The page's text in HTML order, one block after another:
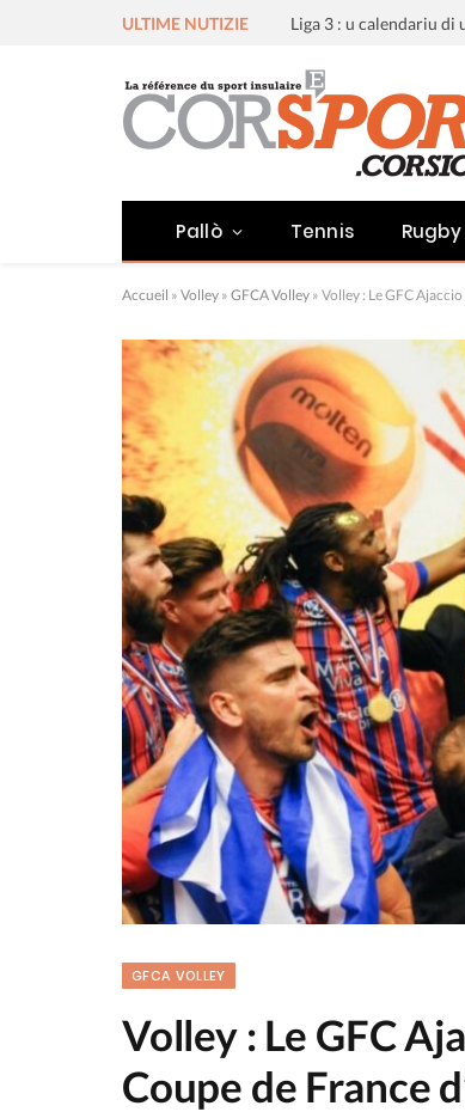
ULTIME NUTIZIE
Pallò Tennis Rugby
Accueil » Volley » GFCA Volley » Volley : Le GFC
GFCA VOLLEY
Volley : Le GFC
Coupe de France